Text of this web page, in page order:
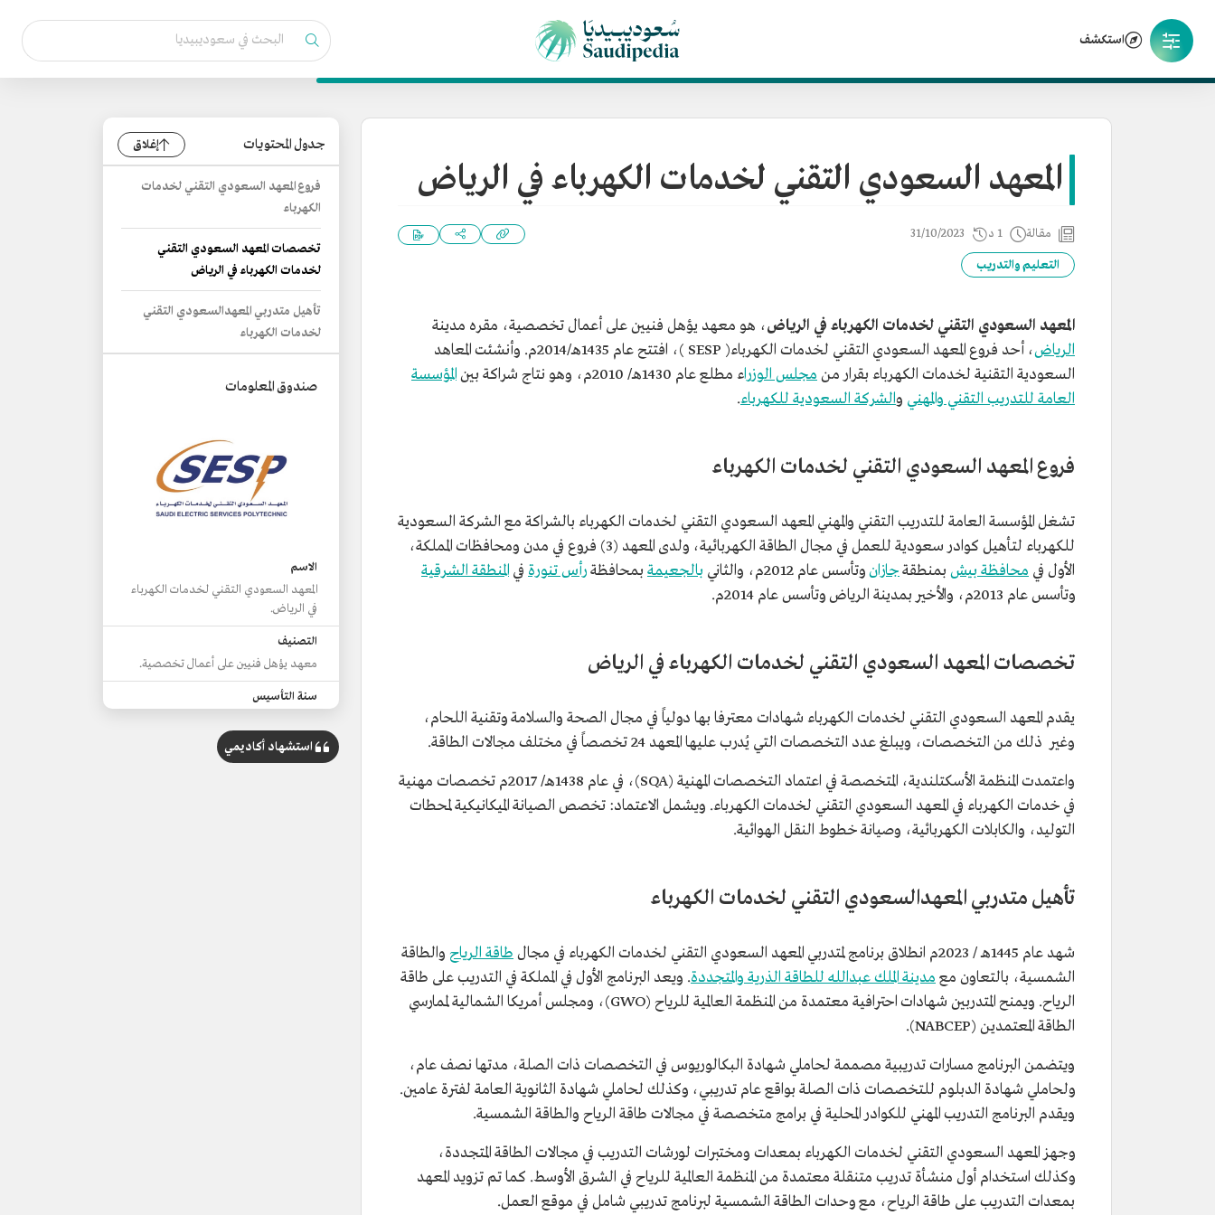
استكشف
المعهد السعودي التقني لخدمات الكهرباء في الرياض
مقالة 1 د 31/10/2023
التعليم والتدريب
المعهد السعودي التقني لخدمات الكهرباء في الرياض، هو معهد يؤهل فنيين على أعمال تخصصية، مقره مدينة
الرياض
، أحد فروع المعهد السعودي التقني لخدمات الكهرباء( SESP )، افتتح عام 1435هـ/2014م. وأنشئت المعاهد
السعودية التقنية لخدمات الكهرباء بقرار من مجلس الوزراء مطلع عام 1430هـ/ 2010م، وهو نتاج شراكة بين
المؤسسة
العامة للتدريب التقني والمهني والشركة السعودية للكهرباء.
فروع المعهد السعودي التقني لخدمات الكهرباء
تشغل المؤسسة العامة للتدريب التقني والمهني المعهد السعودي التقني لخدمات الكهرباء بالشراكة مع الشركة السعودية
للكهرباء لتأهيل كوادر سعودية للعمل في مجال الطاقة الكهربائية، ولدى المعهد (3) فروع في مدن ومحافظات المملكة،
الأول في محافظة بيش بمنطقةجازانوتأسس عام 2012م، والثاني بالجعيمة بمحافظةرأس تنورة في المنطقة الشرقية
وتأسس عام 2013م، والأخير بمدينة الرياض وتأسس عام 2014م.
تخصصات المعهد السعودي التقني لخدمات الكهرباء في الرياض
يقدم المعهد السعودي التقني لخدمات الكهرباء شهادات معترفا بها دولياً في مجال الصحة والسلامة وتقنية اللحام،
وغير ذلك من التخصصات، ويبلغ عدد التخصصات التي يُدرب عليها المعهد 24 تخصصاً في مختلف مجالات الطاقة.
واعتمدت المنظمة الأسكتلندية، المتخصصة في اعتماد التخصصات المهنية (SQA)، في عام 1438هـ/ 2017م تخصصات مهنية
في خدمات الكهرباء في المعهد السعودي التقني لخدمات الكهرباء. ويشمل الاعتماد: تخصص الصيانة الميكانيكية لمحطات
التوليد، والكابلات الكهربائية، وصيانة خطوط النقل الهوائية.
تأهيل متدربي المعهدالسعودي التقني لخدمات الكهرباء
شهد عام 1445هـ / 2023م انطلاق برنامج لمتدربي المعهد السعودي التقني لخدمات الكهرباء في مجال طاقة الرياح والطاقة
الشمسية، بالتعاون مع مدينة الملك عبدالله للطاقة الذرية والمتجددة. ويعد البرنامج الأول في المملكة في التدريب على طاقة
الرياح. ويمنح المتدربين شهادات احترافية معتمدة من المنظمة العالمية للرياح (GWO)، ومجلس أمريكا الشمالية لممارسي
الطاقة المعتمدين (NABCEP).
ويتضمن البرنامج مسارات تدريبية مصممة لحاملي شهادة البكالوريوس في التخصصات ذات الصلة، مدتها نصف عام،
ولحاملي شهادة الدبلوم للتخصصات ذات الصلة بواقع عام تدريبي، وكذلك لحاملي شهادة الثانوية العامة لفترة عامين.
ويقدم البرنامج التدريب المهني للكوادر المحلية في برامج متخصصة في مجالات طاقة الرياح والطاقة الشمسية.
وجهز المعهد السعودي التقني لخدمات الكهرباء بمعدات ومختبرات لورشات التدريب في مجالات الطاقة المتجددة،
وكذلك استخدام أول منشأة تدريب متنقلة معتمدة من المنظمة العالمية للرياح في الشرق الأوسط. كما تم تزويد المعهد
بمعدات التدريب على طاقة الرياح، مع وحدات الطاقة الشمسية لبرنامج تدريبي شامل في موقع العمل.
جدول المحتويات إغلاق
فروع المعهد السعودي التقني لخدمات
الكهرباء
تخصصات المعهد السعودي التقني
لخدمات الكهرباء في الرياض
تأهيل متدربي المعهدالسعودي التقني
لخدمات الكهرباء
صندوق المعلومات
الاسم
المعهد السعودي التقني لخدمات الكهرباء
في الرياض.
التصنيف
معهد يؤهل فنيين على أعمال تخصصية.
سنة التأسيس
أبرز التخصصات
استشهاد أكاديمي